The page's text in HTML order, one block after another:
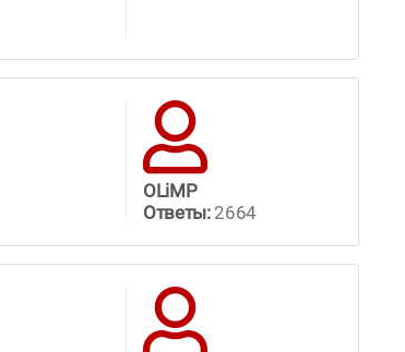
OLiMP
Ответы:2664